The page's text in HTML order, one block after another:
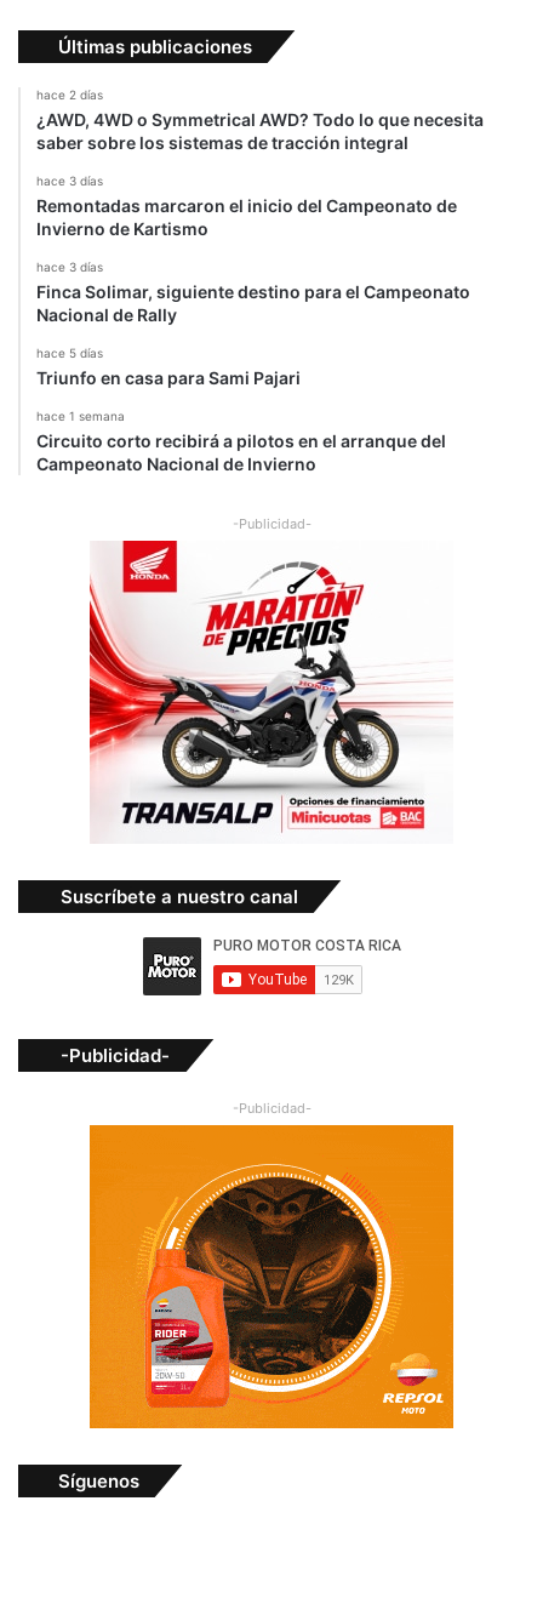
Últimas publicaciones
hace 2 días
¿AWD, 4WD o Symmetrical AWD? Todo lo que necesita
saber sobre los sistemas de tracción integral
hace 3 días
Remontadas marcaron el inicio del Campeonato de
Invierno de Kartismo
hace 3 días
Finca Solimar, siguiente destino para el Campeonato
Nacional de Rally
hace 5 días
Triunfo en casa para Sami Pajari
hace 1 semana
Circuito corto recibirá a pilotos en el arranque del
Campeonato Nacional de Invierno
-Publicidad-
Suscríbete a nuestro canal
-Publicidad-
-Publicidad-
Síguenos